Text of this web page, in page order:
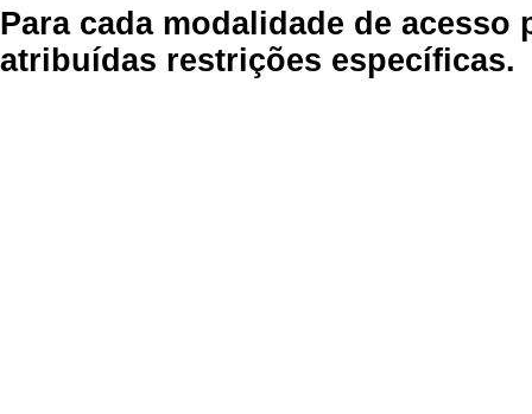
Para cada modalidade de
atribuídas restrições específicas.